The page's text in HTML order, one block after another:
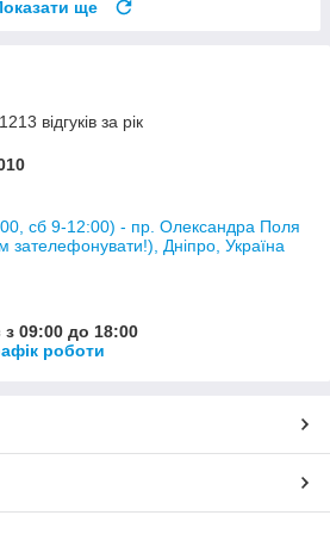
ще
відгуків за рік
сб 9-12:00) - пр. Олександра Поля
зателефонувати!), Дніпро, Україна
09:00 до 18:00
роботи